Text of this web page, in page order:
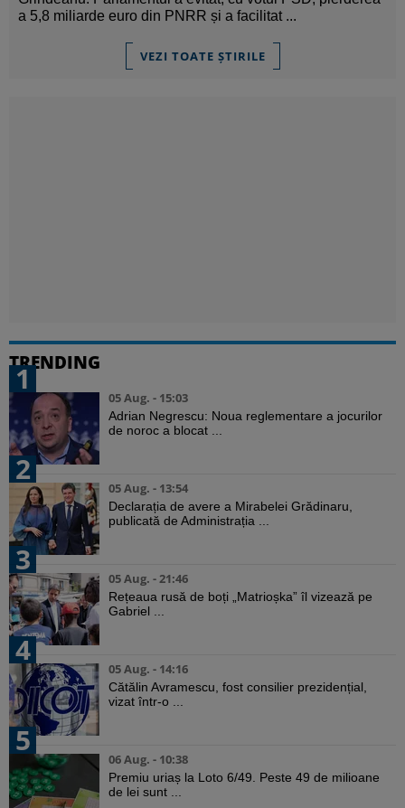
a 5,8 miliarde euro din PNRR și a facilitat ...
VEZI TOATE ȘTIRILE
TRENDING
1
05 Aug. - 15:03
Adrian Negrescu: Noua reglementare a jocurilor
de noroc a blocat ...
2
05 Aug. - 13:54
Declarația de avere a Mirabelei Grădinaru,
publicată de Administrația ...
3
05 Aug. - 21:46
Rețeaua rusă de boți „Matrioșka” îl vizează pe
Gabriel ...
4
05 Aug. - 14:16
Cătălin Avramescu, fost consilier prezidențial,
vizat într-o ...
5
06 Aug. - 10:38
Premiu uriaș la Loto 6/49. Peste 49 de milioane
de lei sunt ...